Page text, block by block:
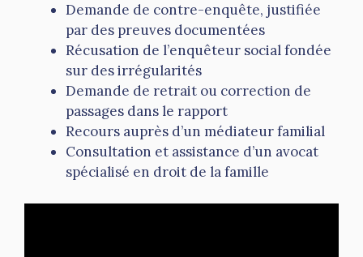
Demande de contre-enquête, justifiée
par des preuves documentées
Récusation de l’enquêteur social fondée
sur des irrégularités
Demande de retrait ou correction de
passages dans le rapport
Recours auprès d’un médiateur familial
Consultation et assistance d’un avocat
spécialisé en droit de la famille